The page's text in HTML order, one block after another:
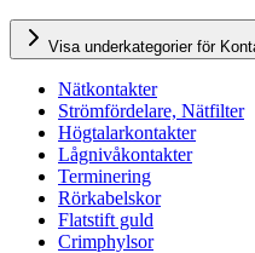
Visa underkategorier för
Nätkontakter
Strömfördelare, Nätfilter
Högtalarkontakter
Lågnivåkontakter
Terminering
Rörkabelskor
Flatstift guld
Crimphylsor